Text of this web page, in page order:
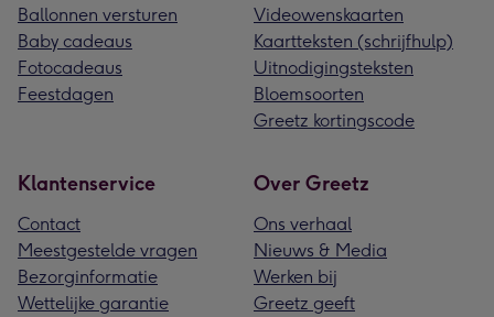
Ballonnen versturen
Baby cadeaus
Fotocadeaus
Feestdagen
Videowenskaarten
Kaartteksten (schrijfhulp)
Uitnodigingsteksten
Bloemsoorten
Greetz kortingscode
Klantenservice
Contact
Meestgestelde vragen
Bezorginformatie
Wettelijke garantie
Over Greetz
Ons verhaal
Nieuws & Media
Werken bij
Greetz geeft